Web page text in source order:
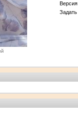
Задать